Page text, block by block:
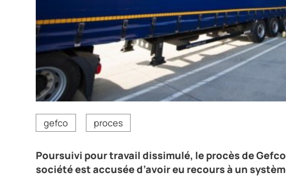
gefco proces
Poursuivi pour travail dissimulé, le procès de
société est accusée d’avoir eu recours à un